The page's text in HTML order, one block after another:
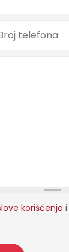
telefona
korišćenja i